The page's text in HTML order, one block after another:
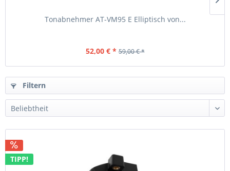
Tonabnehmer AT-VM95 E Elliptisch von...
52,00 € * 59,00 € *
Filtern
TIPP!